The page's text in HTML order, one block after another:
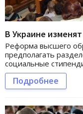
В Украине
Реформа высшего
предполагать
социальные
Подробнее